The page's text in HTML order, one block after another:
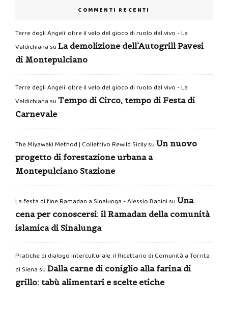
COMMENTI RECENTI
Terre degli Angeli: oltre il velo del gioco di ruolo dal vivo - La
Valdichiana su La demolizione dell’Autogrill Pavesi
di Montepulciano
Terre degli Angeli: oltre il velo del gioco di ruolo dal vivo - La
Valdichiana su Tempo di Circo, tempo di Festa di
Carnevale
The Miyawaki Method | Collettivo Rewild Sicilysu Un nuovo
progetto di forestazione urbana a
Montepulciano Stazione
La festa di fine Ramadan a Sinalunga - Alessio Banini su Una
cena per conoscersi: il Ramadan della comunità
islamica di Sinalunga
Pratiche di dialogo interculturale: il Ricettario di Comunità a Torrita
di Siena su Dalla carne di coniglio alla farina di
grillo: tabù alimentari e scelte etiche